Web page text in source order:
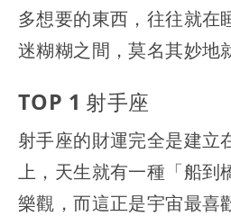
多想要的東西，往往就在
迷糊糊之間，莫名其妙地
TOP 1 射手座
射手座的財運完全是建立
上，天生就有一種「船到
樂觀，而這正是宇宙最喜